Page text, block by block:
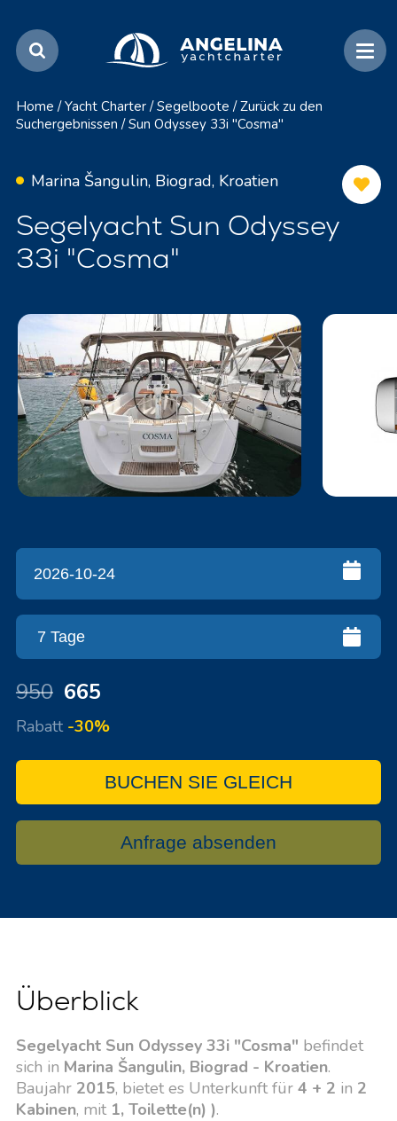
Home / Yacht Charter / Segelboote / Zurück zu den
Suchergebnissen / Sun Odyssey 33i "Cosma"
Marina Šangulin, Biograd, Kroatien
Segelyacht Sun Odyssey
33i "Cosma"
950 665
Rabatt -30%
BUCHEN SIE GLEICH
Anfrage absenden
Überblick
Segelyacht Sun Odyssey 33i "Cosma" befindet
sich in Marina Šangulin, Biograd - Kroatien.
Baujahr 2015, bietet es Unterkunft für 4 + 2 in 2
Kabinen, mit 1, Toilette(n) ).